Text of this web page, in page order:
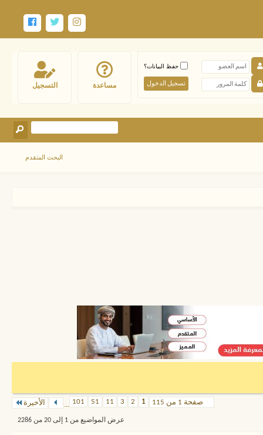
التسجيل مساعدة
حفظ البيانات؟
البحث المتقدم
صفحة 1 من 115 1
2
3
11
51
101
... الأخيرة
عرض المواضيع من 1 إلى 20 من 2286